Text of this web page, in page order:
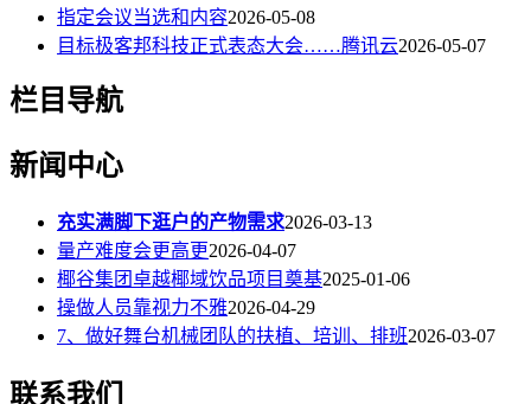
指定会议当选和内容2026-05-08
目标极客邦科技正式表态大会……腾讯云2026-05-07
栏目导航
新闻中心
充实满脚下逛户的产物需求2026-03-13
量产难度会更高更2026-04-07
椰谷集团卓越椰域饮品项目奠基2025-01-06
操做人员靠视力不雅2026-04-29
7、做好舞台机械团队的扶植、培训、排班2026-03-07
联系我们